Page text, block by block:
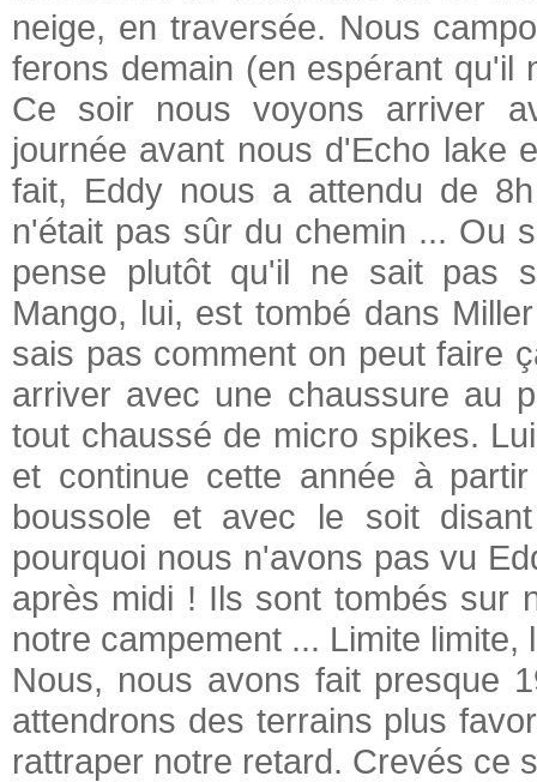
neige, en traversée. Nous
ferons demain (en espérant
Ce soir nous voyons arriver
journée avant nous d'Echo lake
fait, Eddy nous a attendu de
n'était pas sûr du chemin ... Ou
pense plutôt qu'il ne sait pas
Mango, lui, est tombé dans
sais pas comment on peut faire
arriver avec une chaussure au
tout chaussé de micro spikes.
et continue cette année à
boussole et avec le soit
pourquoi nous n'avons pas vu
après midi ! Ils sont tombés sur
notre campement ... Limite limite,
Nous, nous avons fait presque
attendrons des terrains plus
rattraper notre retard. Crevés ce